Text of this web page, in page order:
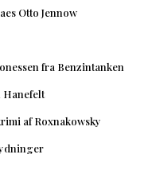
Otto Jennow
fra Benzintanken
Hanefelt
af Roxnakowsky